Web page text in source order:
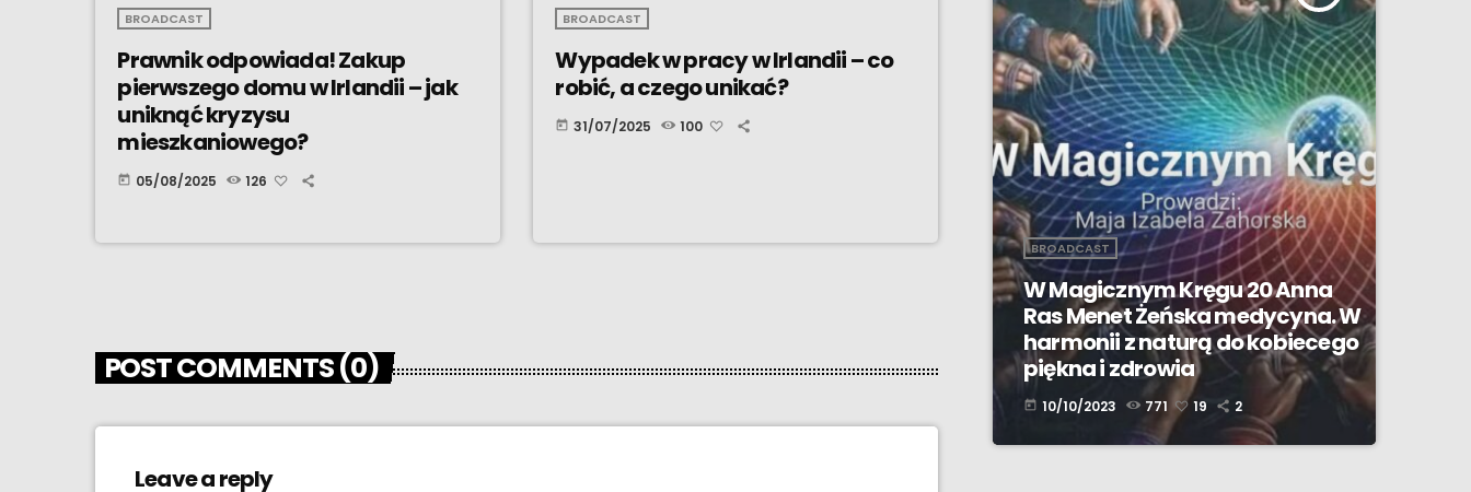
BROADCAST
Prawnik odpowiada! Zakup
pierwszego domu w Irlandii – jak
uniknąć kryzysu
mieszkaniowego?
today 05/08/2025 126
BROADCAST
Wypadek w pracy w Irlandii – co
robić, a czego unikać?
today 31/07/2025 100
POST COMMENTS (0)
Leave a reply
BROADCAST
W Magicznym Kręgu 20 Anna
Ras Menet Żeńska medycyna. W
harmonii z naturą do kobiecego
piękna i zdrowia
today 10/10/2023 771 19 2